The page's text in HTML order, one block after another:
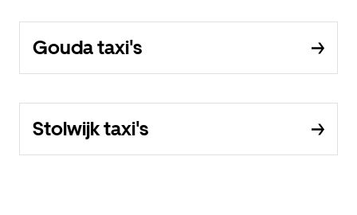
Gouda taxi's
Stolwijk taxi's